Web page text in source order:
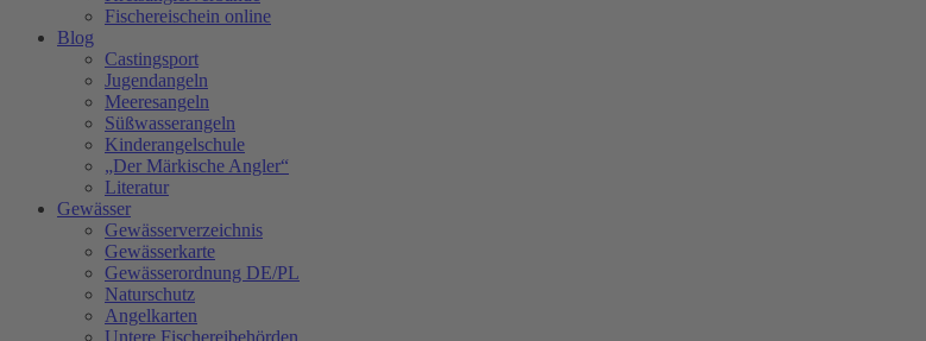
Fischereischein online
Blog
Castingsport
Jugendangeln
Meeresangeln
Süßwasserangeln
Kinderangelschule
„Der Märkische Angler“
Literatur
Gewässer
Gewässerverzeichnis
Gewässerkarte
Gewässerordnung DE/PL
Naturschutz
Angelkarten
Untere Fischereibehörden